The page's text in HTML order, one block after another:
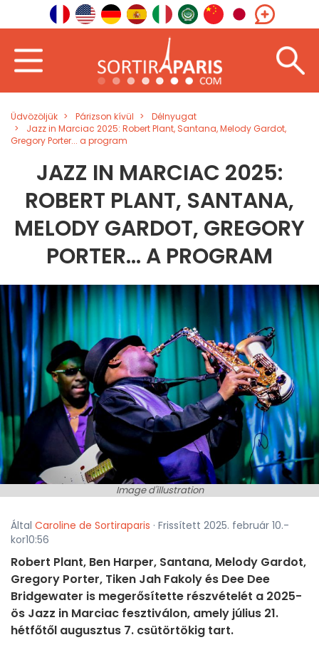
Üdvözöljük Párizson kívül
Délnyugat
Jazz in Marciac 2025: Robert Plant, Santana, Melody Gardot,
Gregory Porter... a program
JAZZ IN MARCIAC 2025:
ROBERT PLANT, SANTANA,
MELODY GARDOT, GREGORY
PORTER... A PROGRAM
Image d'illustration
Által Caroline de Sortiraparis · Frissített 2025. február 10.-
kor10:56
Robert Plant, Ben Harper, Santana, Melody Gardot,
Gregory Porter, Tiken Jah Fakoly és Dee Dee
Bridgewater is megerősítette részvételét a 2025-
ös Jazz in Marciac fesztiválon, amely július 21.
hétfőtől augusztus 7. csütörtökig tart.